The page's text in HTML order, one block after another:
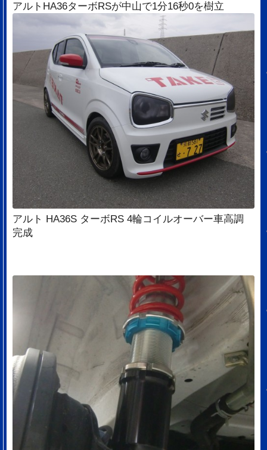
アルトHA36ターボRSが中山で1分16秒0を樹立
アルト HA36S ターボRS 4輪コイルオーバー車高調
完成